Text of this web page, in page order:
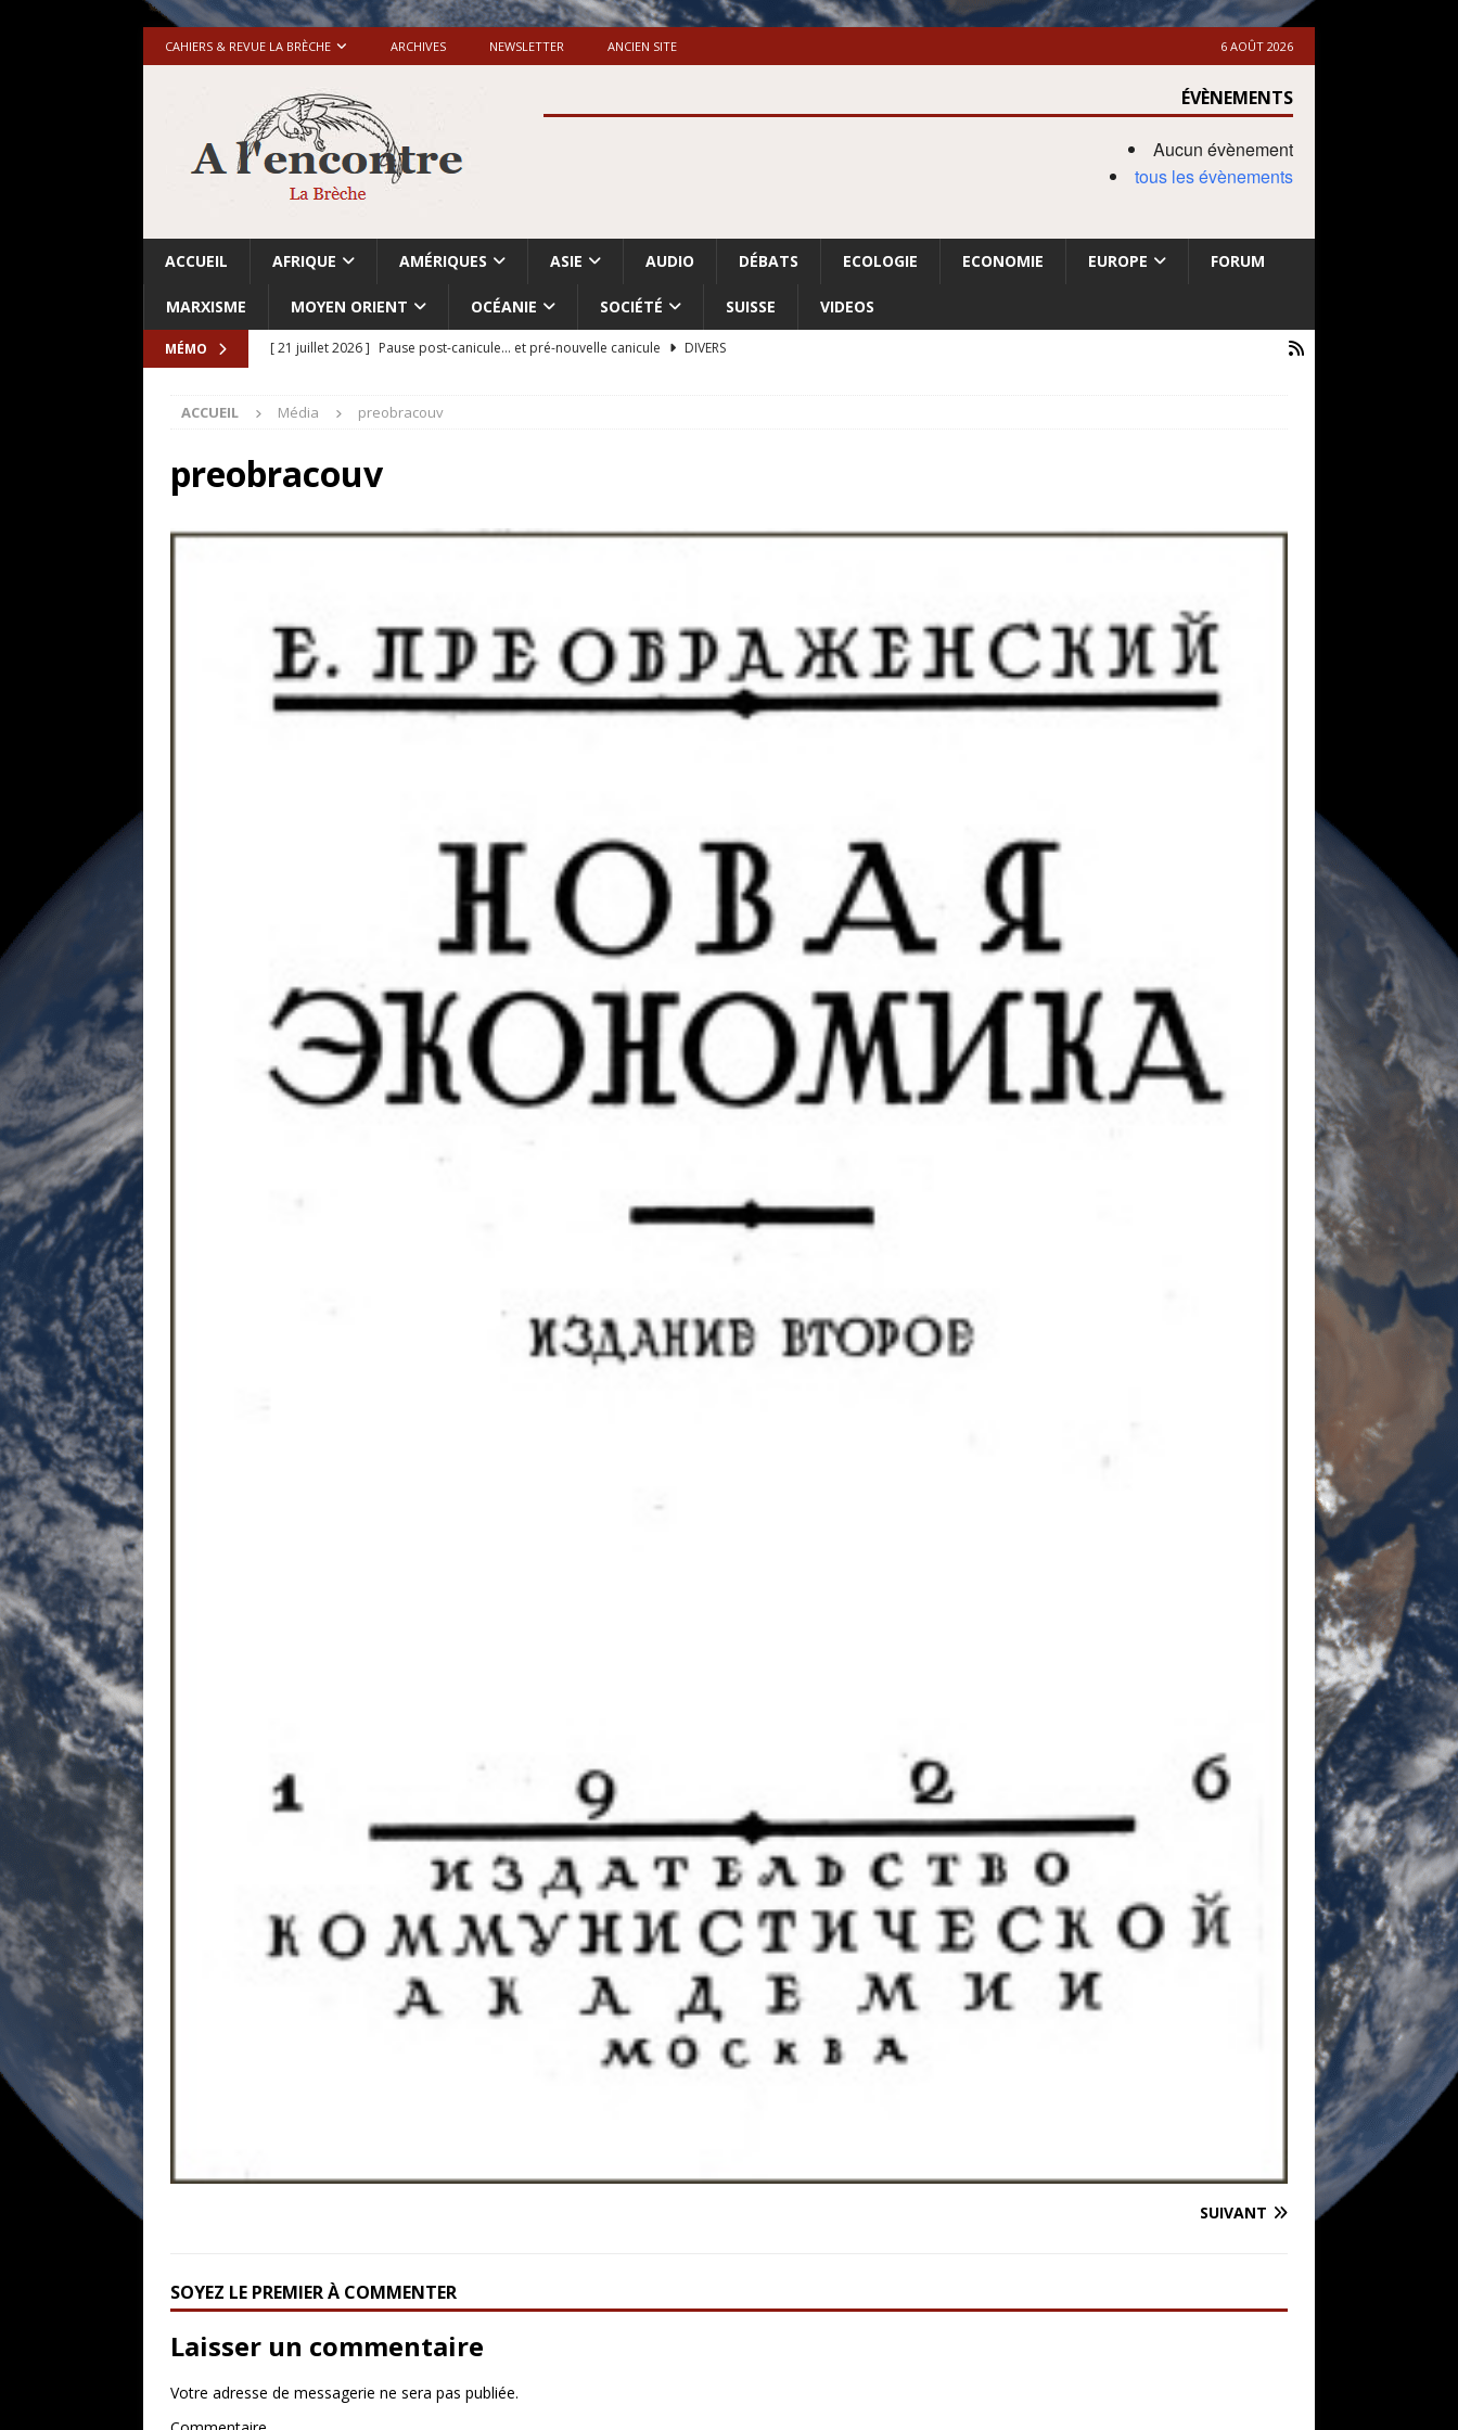
CAHIERS & REVUE LA BRÈCHE ARCHIVES NEWSLETTER ANCIEN SITE 6 AOÛT 2026
ÉVÈNEMENTS
Aucun évènement
tous les évènements
ACCUEIL AFRIQUE AMÉRIQUES ASIE AUDIO DÉBATS ECOLOGIE ECONOMIE EUROPE FORUM
MARXISME MOYEN ORIENT OCÉANIE SOCIÉTÉ SUISSE VIDEOS
MÉMO [ 21 juillet 2026 ] Pause post-canicule… et pré-nouvelle canicule
DIVERS
[ 18 juillet 2026 ] Israël-Palestine. «Accentuation du nettoyage ethnique en Cisjordanie et à Gaza
goût… et une menace»
ETATS-UNIS
* LA UNE
ACCUEIL Média preobracouv
preobracouv
SUIVANT
SOYEZ LE PREMIER À COMMENTER
Laisser un commentaire
Votre adresse de messagerie ne sera pas publiée.